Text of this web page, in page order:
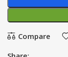
Compare